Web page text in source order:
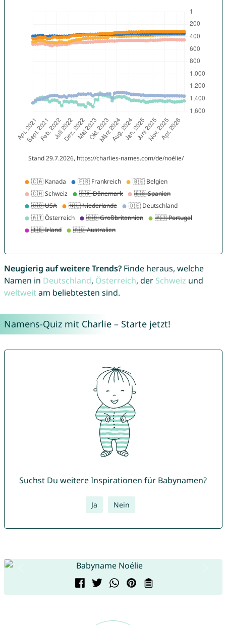
Neugierig auf weitere Trends?Finde heraus, welche
Namen in Deutschland, Österreich, der Schweiz und
weltweitam beliebtesten sind.
Namens-Quiz mit Charlie – Starte jetzt!
Suchst Du weitere Inspirationen für Babynamen?
Ja Nein